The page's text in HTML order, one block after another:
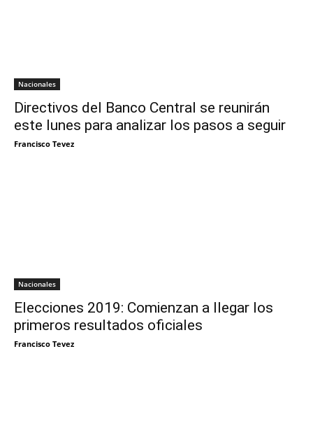
Nacionales
Directivos del Banco Central se reunirán
este lunes para analizar los pasos a seguir
Francisco Tevez
Nacionales
Elecciones 2019: Comienzan a llegar los
primeros resultados oficiales
Francisco Tevez